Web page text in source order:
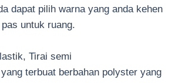
dapat pilih warna yang anda kehen
untuk ruang.
Tirai semi
terbuat berbahan polyster yang